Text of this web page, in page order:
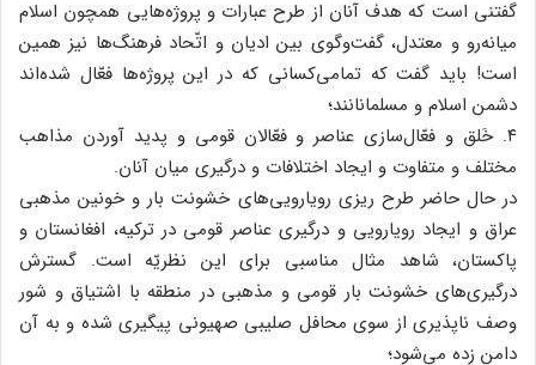
گفتنی است که هدف آنان از طرح عبارات و پروژه‌هایی همچون اسلام
میانه‌رو و معتدل، گفت‌وگوی بین ادیان و اتّحاد فرهنگ‌ها نیز همین
است! باید گفت که تمامی‌کسانی که در این پروژه‌ها فعّال شده‌اند
دشمن اسلام و مسلمانانند؛
۴. خَلق و فعّال‌سازی عناصر و فعّالان قومی و پدید آوردن مذاهب
مختلف و متفاوت و ایجاد اختلافات و درگیری میان آنان.
در حال حاضر طرح ریزی رویارویی‌های خشونت بار و خونین مذهبی
عراق و ایجاد رویارویی و درگیری عناصر قومی در ترکیه، افغانستان و
پاکستان، شاهد مثال مناسبی برای این نظریّه است. گسترش
درگیری‌های خشونت بار قومی و مذهبی در منطقه با اشتیاق و شور
وصف ناپذیری از سوی محافل صلیبی صهیونی پیگیری شده و به آن
دامن زده می‌شود؛